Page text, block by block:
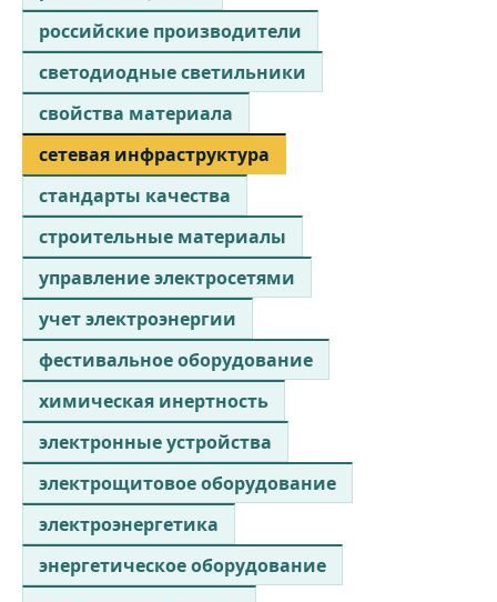
российские производители
светодиодные светильники
свойства материала
сетевая инфраструктура
стандарты качества
строительные материалы
управление электросетями
учет электроэнергии
фестивальное оборудование
химическая инертность
электронные устройства
электрощитовое оборудование
электроэнергетика
энергетическое оборудование